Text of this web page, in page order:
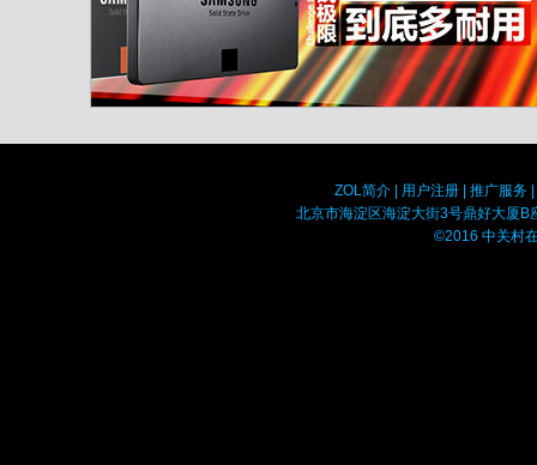
ZOL简介 用户注册 推广服务
北京市海淀区海淀大街3号鼎好大厦
©2016 中关村